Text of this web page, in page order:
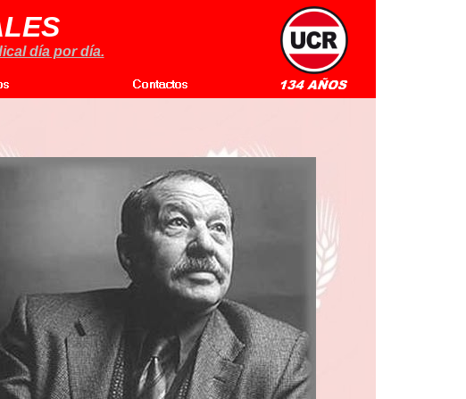
día por día.